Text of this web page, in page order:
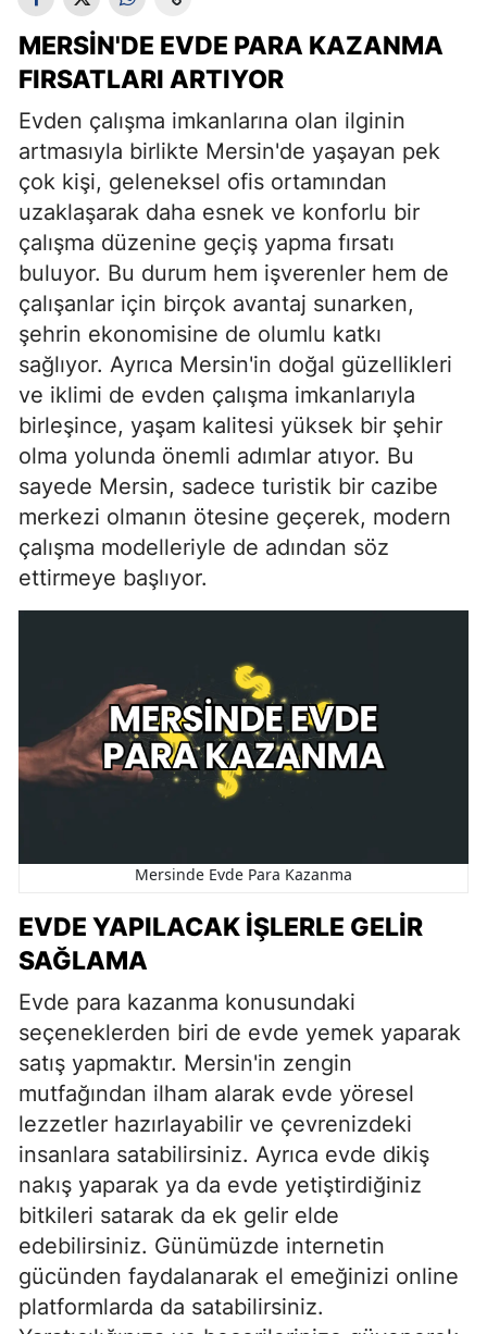
MERSIN'DE EVDE PARA KAZANMA
FIRSATLARI ARTIYOR
Evden çalışma imkanlarına olan ilginin
artmasıyla birlikte Mersin'de yaşayan pek
çok kişi, geleneksel ofis ortamından
uzaklaşarak daha esnek ve konforlu bir
çalışma düzenine geçiş yapma fırsatı
buluyor. Bu durum hem işverenler hem de
çalışanlar için birçok avantaj sunarken,
şehrin ekonomisine de olumlu katkı
sağlıyor. Ayrıca Mersin'in doğal güzellikleri
ve iklimi de evden çalışma imkanlarıyla
birleşince, yaşam kalitesi yüksek bir şehir
olma yolunda önemli adımlar atıyor. Bu
sayede Mersin, sadece turistik bir cazibe
merkezi olmanın ötesine geçerek, modern
çalışma modelleriyle de adından söz
ettirmeye başlıyor.
Mersinde Evde Para Kazanma
EVDE YAPILACAK İŞLERLE GELIR
SAĞLAMA
Evde para kazanma konusundaki
seçeneklerden biri de evde yemek yaparak
satış yapmaktır. Mersin'in zengin
mutfağından ilham alarak evde yöresel
lezzetler hazırlayabilir ve çevrenizdeki
insanlara satabilirsiniz. Ayrıca evde dikiş
nakış yaparak ya da evde yetiştirdiğiniz
bitkileri satarak da ek gelir elde
edebilirsiniz. Günümüzde internetin
gücünden faydalanarak el emeğinizi online
platformlarda da satabilirsiniz.